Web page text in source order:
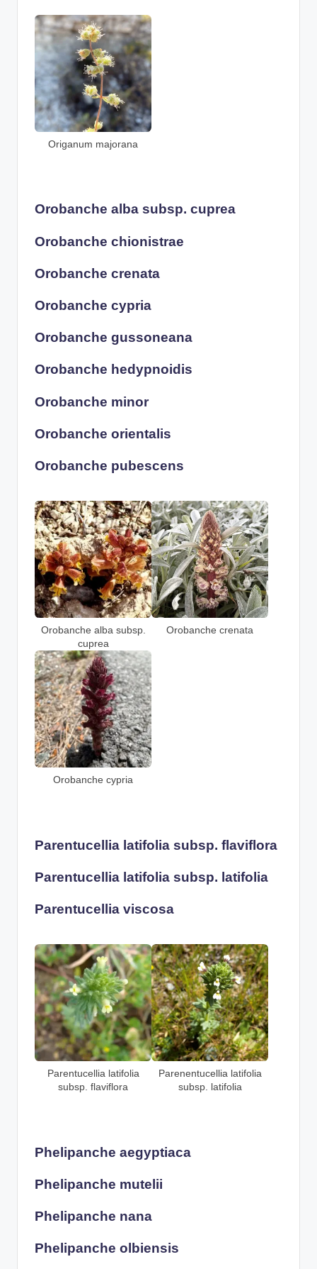
Origanum majorana
Orobanche alba subsp. cuprea
Orobanche chionistrae
Orobanche crenata
Orobanche cypria
Orobanche gussoneana
Orobanche hedypnoidis
Orobanche minor
Orobanche orientalis
Orobanche pubescens
Orobanche alba subsp.
cuprea
Orobanche crenata
Orobanche cypria
Parentucellia latifolia subsp. flaviflora
Parentucellia latifolia subsp. latifolia
Parentucellia viscosa
Parentucellia latifolia
subsp. flaviflora
Parenentucellia latifolia
subsp. latifolia
Phelipanche aegyptiaca
Phelipanche mutelii
Phelipanche nana
Phelipanche olbiensis